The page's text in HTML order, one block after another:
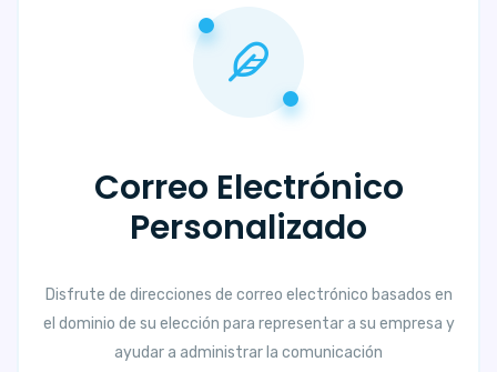
Correo Electrónico
Personalizado
Disfrute de direcciones de correo electrónico basados en
el dominio de su elección para representar a su empresa y
ayudar a administrar la comunicación